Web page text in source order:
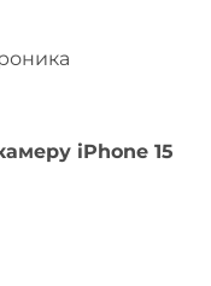
iPhone 15